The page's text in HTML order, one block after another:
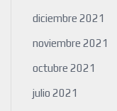
diciembre 2021
noviembre 2021
octubre 2021
julio 2021